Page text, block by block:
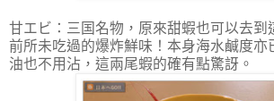
甘エビ：三国名物，原來甜蝦也可以去到
前所未吃過的爆炸鮮味！本身海水鹹度亦
油也不用沾，這兩尾蝦的確有點驚訝。